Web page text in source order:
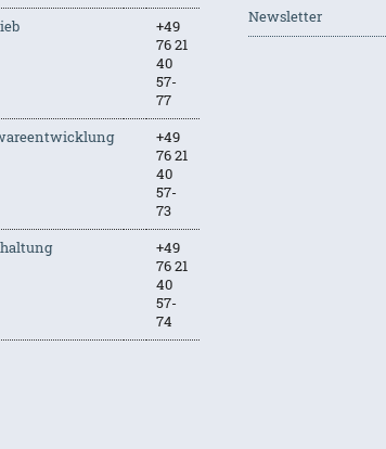
+49
76 21
40
57-
77
+49
76 21
40
57-
73
+49
76 21
40
57-
74
Newsletter